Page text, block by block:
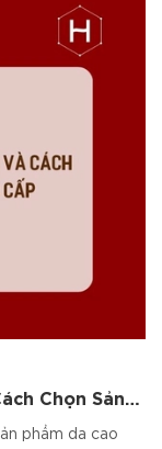
Chọn Sản
phẩm da cao